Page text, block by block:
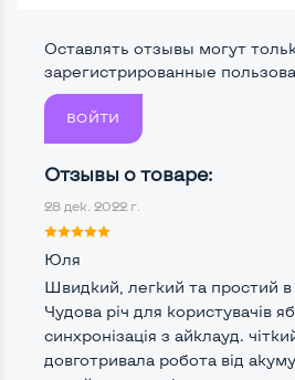
Поверхность дисплея
Мощность:
Intel Core i5-5200U
Количество ядер / потоков
Частота процессора
Intel Core i5-5200U (2,20 -
Тип оперативной памяти DDR3
Оставлять отзывы могут
зарегистрированные
ВОЙТИ
Отзывы о товаре:
28 дек. 2022 г.
Юля
Швидкий, легкий та простий в
Чудова річ для користувачів
синхронізація з айклауд.
довготривала робота від